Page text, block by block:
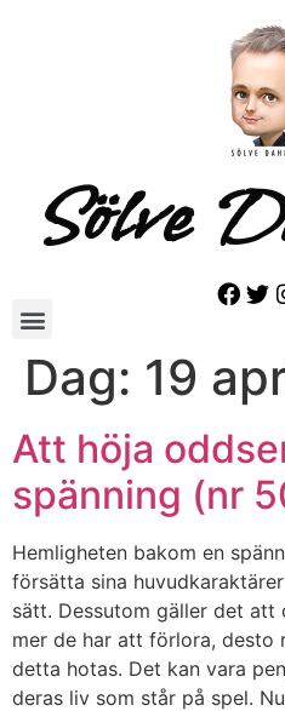
Sölve
Dag: 19
Att höja
spänning (nr
Hemligheten bakom en
försätta sina
sätt. Dessutom gäller det
mer de har att förlora, desto
detta hotas. Det kan vara
deras liv som står på spel.